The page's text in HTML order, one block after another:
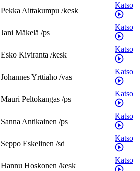
PekkaAittakumpu /kesk
Katso
Jani Mäkelä /ps
Katso
Esko Kiviranta /kesk
Katso
JohannesYrttiaho /vas
Katso
Mauri Peltokangas /ps
Katso
SannaAntikainen /ps
Katso
Seppo Eskelinen /sd
Katso
Hannu Hoskonen /kesk
Katso